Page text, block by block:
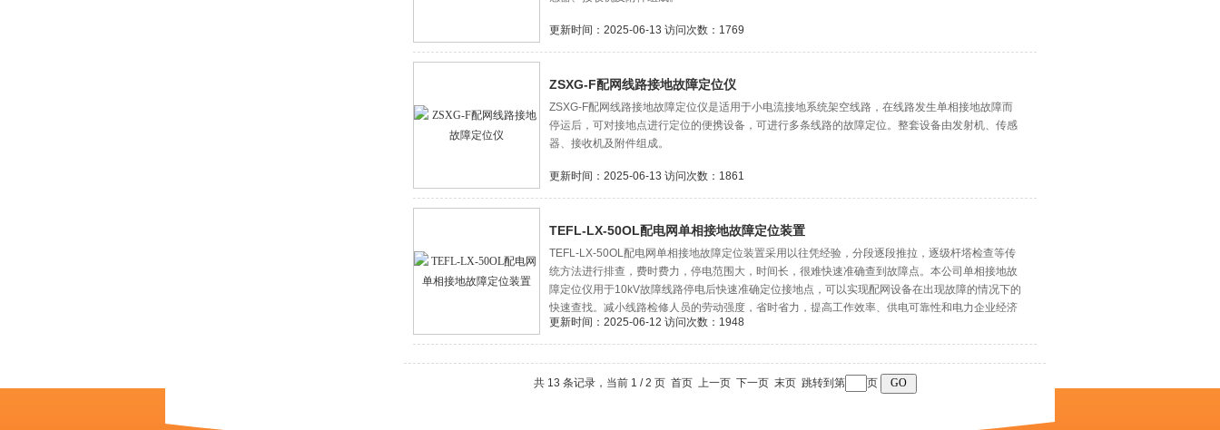
更新时间：2025-06-13 访问次数：1769
ZSXG-F配网线路接地故障定位仪
ZSXG-F配网线路接地故障定位仪是适用于小电流接地系统架空线路，在线路发生单相接地故障而
停运后，可对接地点进行定位的便携设备，可进行多条线路的故障定位。整套设备由发射机、传感
器、接收机及附件组成。
更新时间：2025-06-13 访问次数：1861
TEFL-LX-50OL配电网单相接地故障定位装置
TEFL-LX-50OL配电网单相接地故障定位装置采用以往凭经验，分段逐段推拉，逐级杆塔检查等传
统方法进行排查，费时费力，停电范围大，时间长，很难快速准确查到故障点。本公司单相接地故
障定位仪用于10kV故障线路停电后快速准确定位接地点，可以实现配网设备在出现故障的情况下的
快速查找。减小线路检修人员的劳动强度，省时省力，提高工作效率、供电可靠性和电力企业经济
效益。
更新时间：2025-06-12 访问次数：1948
共 13 条记录，当前 1 / 2 页 首页 上一页 下一页 末页跳转到第 页